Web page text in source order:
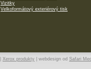
Vizitky
Velkoformátový exteriérový tisk
Xerox produkty | webdesign od Safari